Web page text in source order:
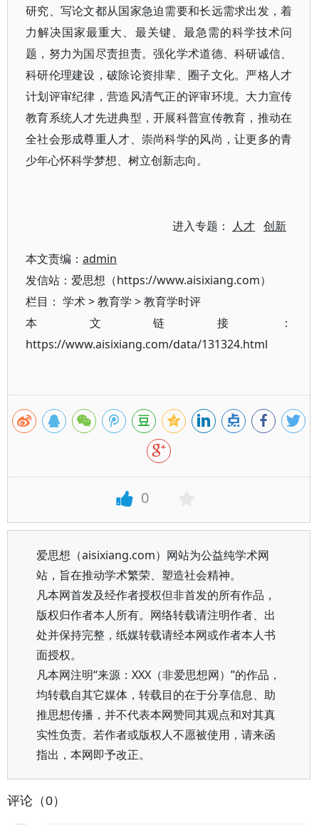
研究、写论文都从国家急迫需要和长远需求出发，着
力解决国家最重大、最关键、最急需的科学技术问
题，努力为国尽责担责。强化学术道德、科研诚信、
科研伦理建设，破除论资排辈、圈子文化。严格人才
计划评审纪律，营造风清气正的评审环境。大力宣传
教育系统人才先进典型，开展科普宣传教育，推动在
全社会形成尊重人才、崇尚科学的风尚，让更多的青
少年心怀科学梦想、树立创新志向。
进入专题： 人才 创新
本文责编： admin
发信站：爱思想（https://www.aisixiang.com）
栏目： 学术>教育学 >教育学时评
本文链接：
https://www.aisixiang.com/data/131324.html
0
爱思想（aisixiang.com）网站为公益纯学术网
站，旨在推动学术繁荣、塑造社会精神。
凡本网首发及经作者授权但非首发的所有作品，
版权归作者本人所有。网络转载请注明作者、出
处并保持完整，纸媒转载请经本网或作者本人书
面授权。
凡本网注明“来源：XXX（非爱思想网）”的作品，
均转载自其它媒体，转载目的在于分享信息、助
推思想传播，并不代表本网赞同其观点和对其真
实性负责。若作者或版权人不愿被使用，请来函
指出，本网即予改正。
评论（0）